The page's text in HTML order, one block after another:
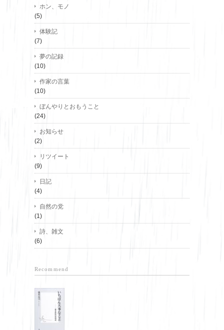
ホン、モノ
(5)
体験記
(7)
夢の記録
(10)
作家の言葉
(10)
ぼんやりとおもうこと
(24)
お知らせ
(2)
リツイート
(9)
日記
(4)
自然の党
(1)
詩、雑文
(6)
Recommend